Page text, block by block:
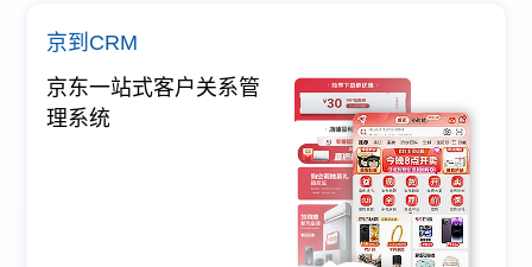
京到CRM
京东一站式客户关系管
理系统